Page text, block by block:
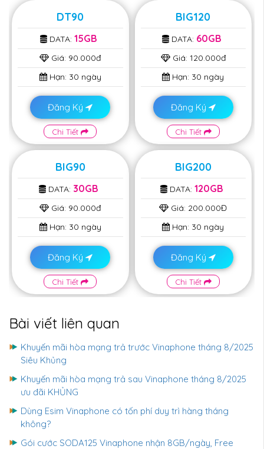
DT90
DATA:15GB
Giá: 90.000đ
Hạn: 30 ngày
Đăng Ký
Chi Tiết
BIG120
DATA: 60GB
Giá: 120.000đ
Hạn: 30 ngày
Đăng Ký
Chi Tiết
BIG90
DATA: 30GB
Giá: 90.000đ
Hạn: 30 ngày
Đăng Ký
Chi Tiết
BIG200
DATA: 120GB
Giá: 200.000Đ
Hạn: 30 ngày
Đăng Ký
Chi Tiết
Bài viết liên quan
Khuyến mãi hòa mạng trả trước Vinaphone tháng 8/2025
Siêu Khủng
Khuyến mãi hòa mạng trả sau Vinaphone tháng 8/2025
ưu đãi KHỦNG
Dùng Esim Vinaphone có tốn phí duy trì hàng tháng
không?
Gói cước SODA125 Vinaphone nhận 8GB/ngày, Free